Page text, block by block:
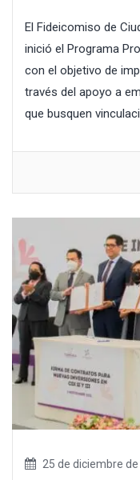
El Fideicomiso de
inició el Programa
con el objetivo de
través del apoyo a
que busquen
25 de diciembre de